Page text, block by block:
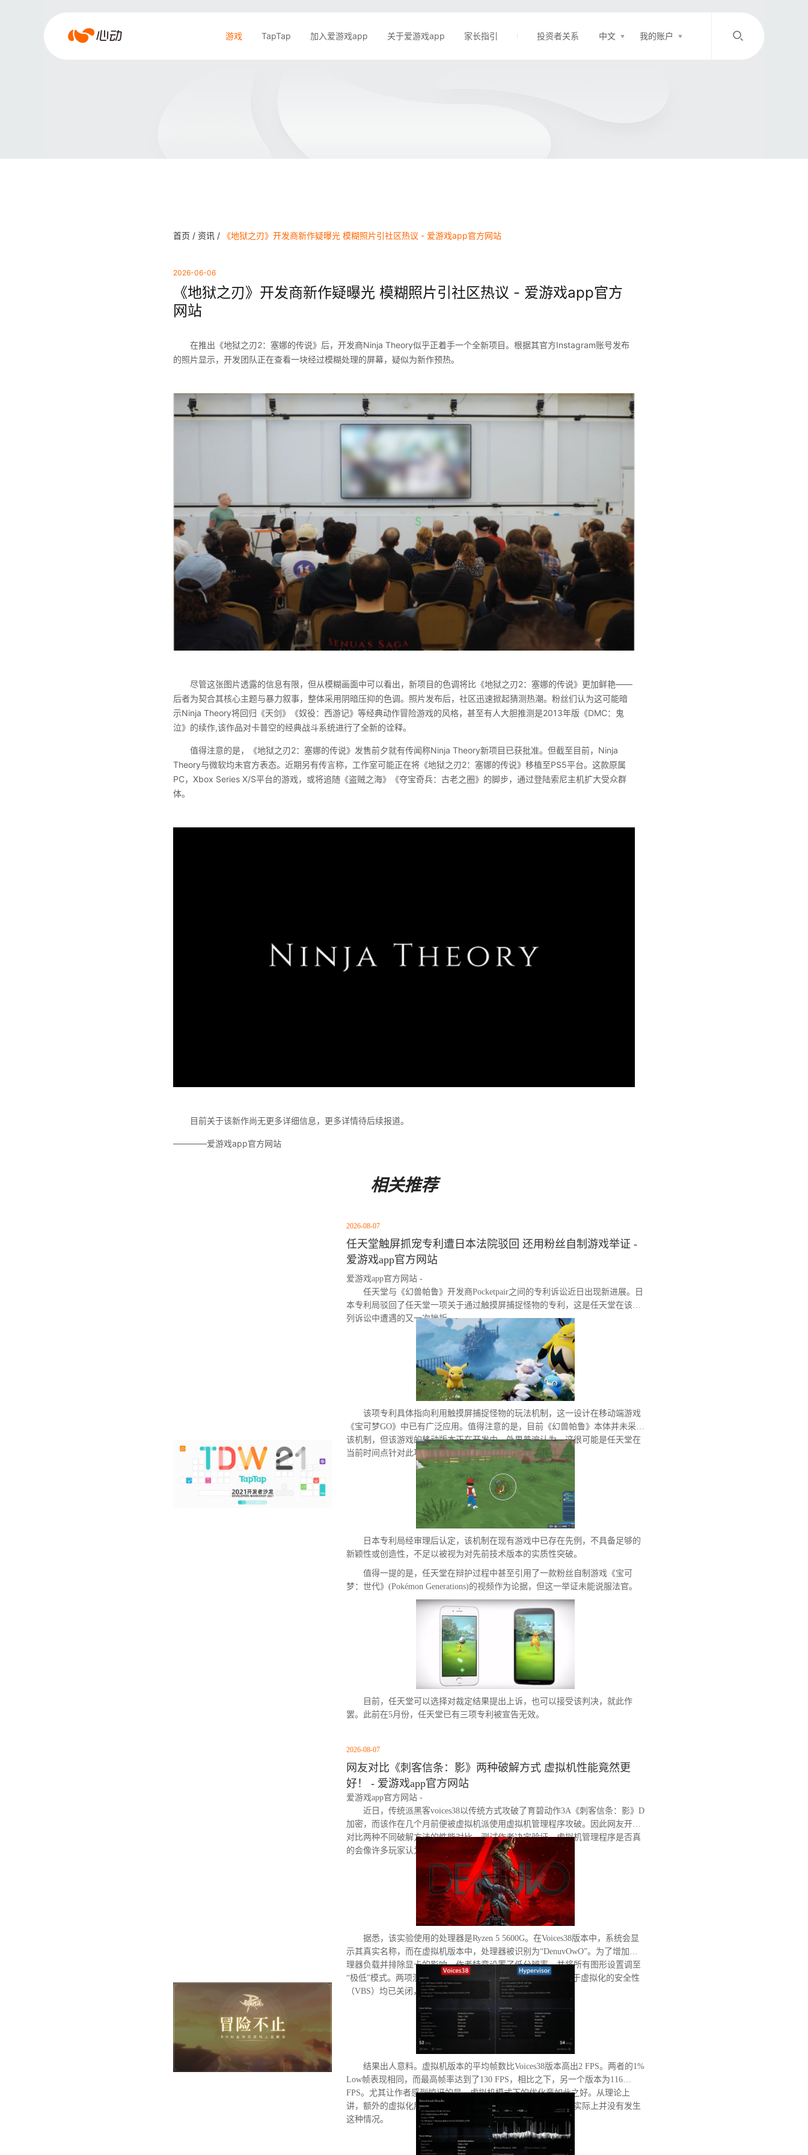
爱
游戏 TapTap 加入爱游戏app 关于爱游戏app 家长指引 投资者关系 中文 我的账户
/
首页 / 资讯 / 《地狱之刃》开发商新作疑曝光 模糊照片引社区热议 - 爱游戏app官方网站
2026-06-06
《地狱之刃》开发商新作疑曝光 模糊照片引社区热议 - 爱游戏app官方
网站
在推出《地狱之刃2：塞娜的传说》后，开发商Ninja Theory似乎正着手一个全新项目。根据其官方Instagram账号发布
的照片显示，开发团队正在查看一块经过模糊处理的屏幕，疑似为新作预热。
尽管这张图片透露的信息有限，但从模糊画面中可以看出，新项目的色调将比《地狱之刃2：塞娜的传说》更加鲜艳——
后者为契合其核心主题与暴力叙事，整体采用阴暗压抑的色调。照片发布后，社区迅速掀起猜测热潮。粉丝们认为这可能暗
示Ninja Theory将回归《天剑》《奴役：西游记》等经典动作冒险游戏的风格，甚至有人大胆推测是2013年版《DMC：鬼
泣》的续作,该作品对卡普空的经典战斗系统进行了全新的诠释。
值得注意的是，《地狱之刃2：塞娜的传说》发售前夕就有传闻称Ninja Theory新项目已获批准。但截至目前，Ninja
Theory与微软均未官方表态。近期另有传言称，工作室可能正在将《地狱之刃2：塞娜的传说》移植至PS5平台。这款原属
PC，Xbox Series X/S平台的游戏，或将追随《盗贼之海》《夺宝奇兵：古老之圈》的脚步，通过登陆索尼主机扩大受众群
体。
目前关于该新作尚无更多详细信息，更多详情待后续报道。
————爱游戏app官方网站
相关推荐
2026-08-07
任天堂触屏抓宠专利遭日本法院驳回 还用粉丝自制游戏举证 -
爱游戏app官方网站
爱游戏app官方网站 -
任天堂与《幻兽帕鲁》开发商Pocketpair之间的专利诉讼近日出现新进展。日
本专利局驳回了任天堂一项关于通过触摸屏捕捉怪物的专利，这是任天堂在该系
列诉讼中遭遇的又一次挫折。
该项专利具体指向利用触摸屏捕捉怪物的玩法机制，这一设计在移动端游戏
《宝可梦GO》中已有广泛应用。值得注意的是，目前《幻兽帕鲁》本体并未采用
该机制，但该游戏的移动版本正在开发中。外界普遍认为，这很可能是任天堂在
当前时间点针对此项专利发起诉讼的直接原因。
日本专利局经审理后认定，该机制在现有游戏中已存在先例，不具备足够的
新颖性或创造性，不足以被视为对先前技术版本的实质性突破。
值得一提的是，任天堂在辩护过程中甚至引用了一款粉丝自制游戏《宝可
梦：世代》(Pokémon Generations)的视频作为论据，但这一举证未能说服法官。
目前，任天堂可以选择对裁定结果提出上诉，也可以接受该判决，就此作
罢。此前在5月份，任天堂已有三项专利被宣告无效。
2026-08-07
网友对比《刺客信条：影》两种破解方式 虚拟机性能竟然更
好！ - 爱游戏app官方网站
爱游戏app官方网站 -
近日，传统派黑客voices38以传统方式攻破了育碧动作3A《刺客信条：影》D
加密，而该作在几个月前便被虚拟机派使用虚拟机管理程序攻破。因此网友开始
对比两种不同破解方法的性能对比。测试作者决定验证，虚拟机管理程序是否真
的会像许多玩家认为的那样，导致明显的帧数下降。
据悉，该实验使用的处理器是Ryzen 5 5600G。在Voices38版本中，系统会显
示其真实名称，而在虚拟机版本中，处理器被识别为“DenuvOwO”。为了增加处
理器负载并排除显卡的影响，作者特意设置了低分辨率，并将所有图形设置调至
“极低”模式。两项测试均在相同条件下进行：内存完整性和基于虚拟化的安全性
（VBS）均已关闭，并且两轮测试之间电脑甚至没有重启。
结果出人意料。虚拟机版本的平均帧数比Voices38版本高出2 FPS。两者的1%
Low帧表现相同，而最高帧率达到了130 FPS，相比之下，另一个版本为116
FPS。尤其让作者感到惊讶的是，虚拟机模式下的优化竟如此之好。从理论上
讲，额外的虚拟化层应该会给处理器带来负担并降低性能，但实际上并没有发生
这种情况。